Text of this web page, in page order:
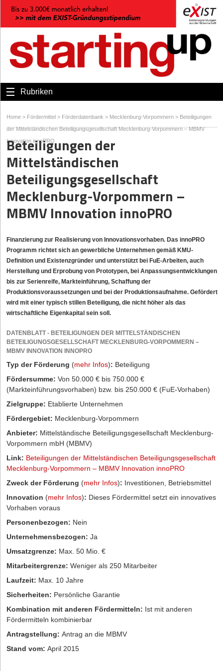
Rubriken
Home > Fördermittel > Förderdatenbank > Mecklenburg-Vorpommern > Beteiligungen
der Mittelständischen Beteiligungsgesellschaft Mecklenburg-Vorpommern – MBMV
Innovation innoPRO
Beteiligungen der
Mittelständischen
Beteiligungsgesellschaft
Mecklenburg-Vorpommern –
MBMV Innovation innoPRO
Finanzierung zur Realisierung von Innovationsvorhaben. Das innoPRO
Programm richtet sich an gewerbliche Unternehmen gemäß KMU-
Definition und Existenzgründer und unterstützt bei FuE-Arbeiten, auch
Herstellung und Erprobung von Prototypen, bei Anpassungsentwicklungen
bis zur Serienreife, Markteinführung, Schaffung der
Produktionsvoraussetzungen und bei der Produktionsaufnahme. Gefördert
wird mit einer typisch stillen Beteiligung, die nicht höher als das
wirtschaftliche Eigenkapital sein soll.
DATENBLATT - BETEILIGUNGEN DER MITTELSTÄNDISCHEN
BETEILIGUNGSGESELLSCHAFT MECKLENBURG-VORPOMMERN –
MBMV INNOVATION INNOPRO
Typ der Förderung (mehr Infos): Beteiligung
Fördersumme: Von 50.000 € bis 750.000 €
(Markteinführungsvorhaben) bzw. bis 250.000 € (FuE-Vorhaben)
Zielgruppe: Etablierte Unternehmen
Fördergebiet: Mecklenburg-Vorpommern
Anbieter: Mittelständische Beteiligungsgesellschaft Mecklenburg-
Vorpommern mbH (MBMV)
Link: Beteiligungen der Mittelständischen Beteiligungsgesellschaft
Mecklenburg-Vorpommern – MBMV Innovation innoPRO
Zweck der Förderung (mehr Infos): Investitionen, Betriebsmittel
Innovation (mehr Infos): Dieses Fördermittel setzt ein innovatives
Vorhaben voraus
Personenbezogen: Nein
Unternehmensbezogen: Ja
Umsatzgrenze: Max. 50 Mio. €
Mitarbeitergrenze: Weniger als 250 Mitarbeiter
Laufzeit: Max. 10 Jahre
Sicherheiten: Persönliche Garantie
Kombination mit anderen Fördermitteln: Ist mit anderen
Fördermitteln kombinierbar
Antragstellung: Antrag an die MBMV
Stand vom: April 2015